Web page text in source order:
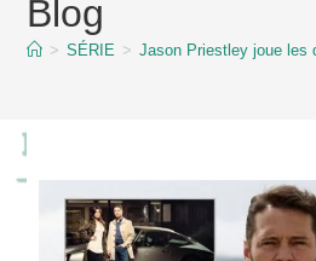
contentBlog
> SÉRIE > Jason Priestley joue les